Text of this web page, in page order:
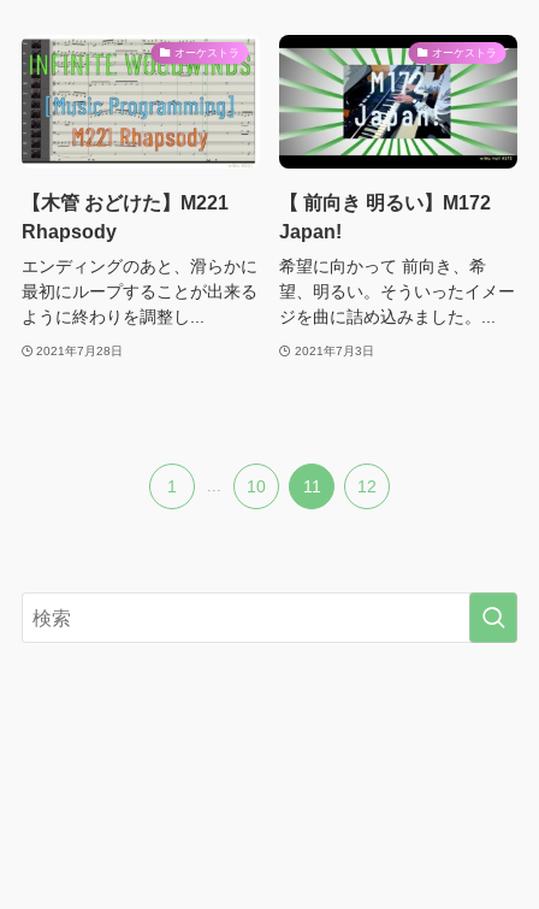
オーケストラ
【木管 おどけた】M221
Rhapsody
エンディングのあと、滑らかに
最初にループすることが出来る
ように終わりを調整し...
2021年7月28日
オーケストラ
【 前向き 明るい】M172
Japan!
希望に向かって 前向き、希
望、明るい。そういったイメー
ジを曲に詰め込みました。...
2021年7月3日
1 ... 10 11 12